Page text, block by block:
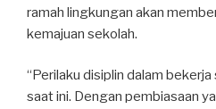
ramah lingkungan akan
kemajuan sekolah.
“Perilaku disiplin dalam
saat ini. Dengan pembiasaan